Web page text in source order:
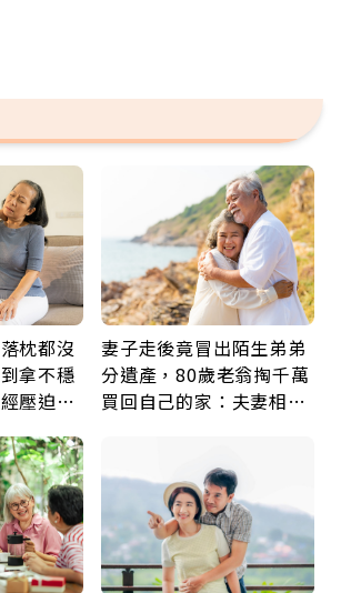
枕都沒
拿不穩
壓迫上
妻子走後竟冒出陌生弟弟
分遺產，80歲老翁掏千萬
買回自己的家：夫妻相守